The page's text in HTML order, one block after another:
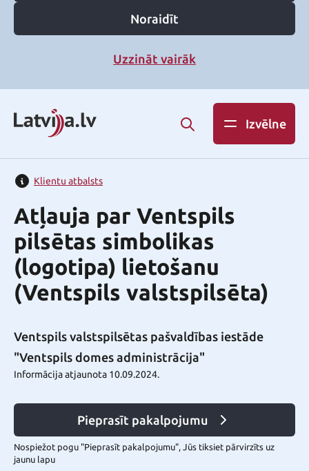
Noraidīt
Uzzināt vairāk
Izvēlne
Klientu atbalsts
Atļauja par Ventspils
pilsētas simbolikas
(logotipa) lietošanu
(Ventspils valstspilsēta)
Ventspils valstspilsētas pašvaldības iestāde
"Ventspils domes administrācija"
Informācija atjaunota 10.09.2024.
Pieprasīt pakalpojumu
Nospiežot pogu "Pieprasīt pakalpojumu", Jūs tiksiet pārvirzīts uz
jaunu lapu